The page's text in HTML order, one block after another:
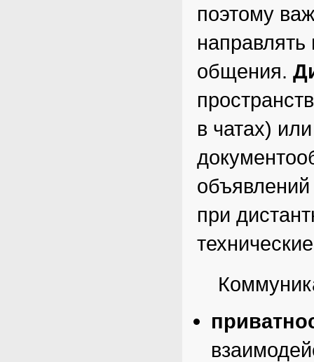
поэтому
направлять
общения.
в чатах)
при